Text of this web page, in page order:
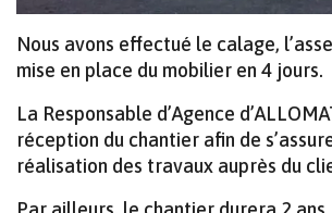
Nous avons effectué le calage,
mise en place du mobilier en 4 jours.
La Responsable d’Agence
réception du chantier afin de
réalisation des travaux auprès du